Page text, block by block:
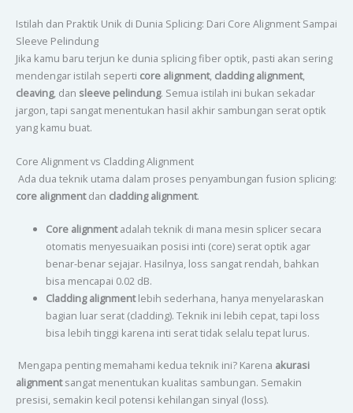
Istilah dan Praktik Unik di Dunia Splicing: Dari Core Alignment Sampai
Sleeve Pelindung
Jika kamu baru terjun ke dunia splicing fiber optik, pasti akan sering
mendengar istilah seperti core alignment, cladding alignment,
cleaving, dan sleeve pelindung. Semua istilah ini bukan sekadar
jargon, tapi sangat menentukan hasil akhir sambungan serat optik
yang kamu buat.
Core Alignment vs Cladding Alignment
Ada dua teknik utama dalam proses penyambungan fusion splicing:
core alignmentdan cladding alignment.
Core alignmentadalah teknik di mana mesin splicer secara
otomatis menyesuaikan posisi inti (core) serat optik agar
benar-benar sejajar. Hasilnya, loss sangat rendah, bahkan
bisa mencapai 0.02 dB.
Cladding alignmentlebih sederhana, hanya menyelaraskan
bagian luar serat (cladding). Teknik ini lebih cepat, tapi loss
bisa lebih tinggi karena inti serat tidak selalu tepat lurus.
Mengapa penting memahami kedua teknik ini? Karena akurasi
alignmentsangat menentukan kualitas sambungan. Semakin
presisi, semakin kecil potensi kehilangan sinyal (loss).